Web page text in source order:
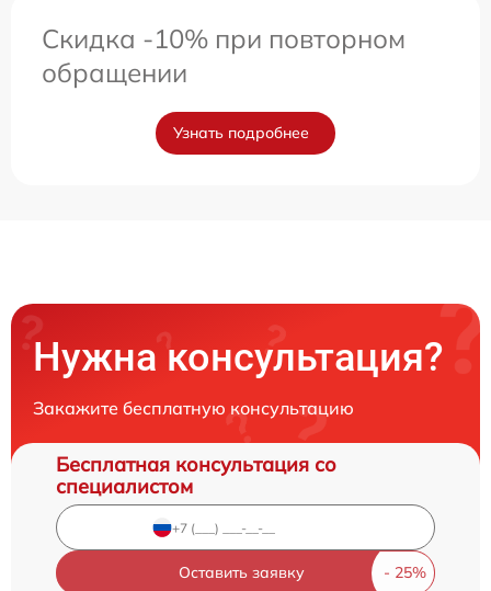
Скидка -10% при повторном
обращении
Узнать подробнее
Нужна консультация?
Закажите бесплатную консультацию
Бесплатная консультация со
специалистом
Оставить заявку